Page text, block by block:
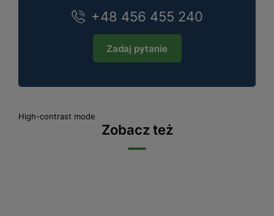
+48 456 455 240
Zadaj pytanie
High-contrast mode
Zobacz też